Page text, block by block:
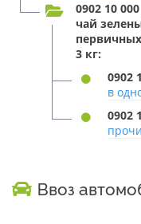
0902 10 000
чай
3 кг:
0902
в
0902
Ввоз